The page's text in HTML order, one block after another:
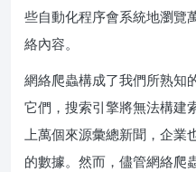
些自動化程序會系統地瀏覽
絡內容。
網絡爬蟲構成了我們所熟知
它們，搜索引擎將無法構建
上萬個來源彙總新聞，企業
的數據。然而，儘管網絡爬